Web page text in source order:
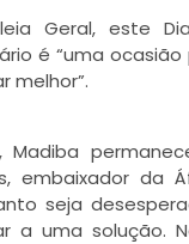
Geral, este
é “uma
melhor”.
embaixador
seja
uma solução.